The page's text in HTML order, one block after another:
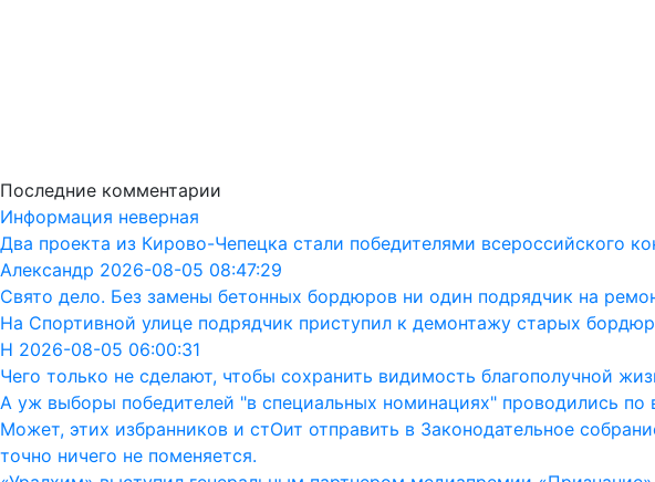
Последние комментарии
Информация неверная
Два проекта из Кирово-Чепецка стали победителями всероссийского
Александр 2026-08-05 08:47:29
Свято дело. Без замены бетонных бордюров ни один подрядчик на
На Спортивной улице подрядчик приступил к демонтажу старых
Н 2026-08-05 06:00:31
Чего только не сделают, чтобы сохранить видимость благополучной
А уж выборы победителей "в специальных номинациях" проводились
Может, этих избранников и стОит отправить в Законодательное
точно ничего не поменяется.